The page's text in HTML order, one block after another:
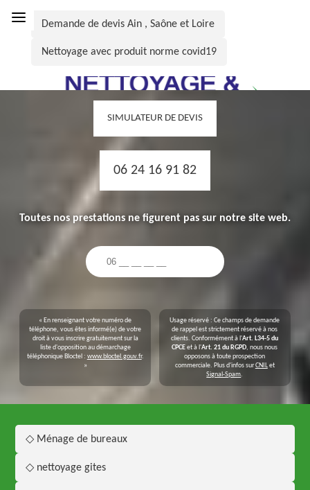
Demande de devis Ain , Saône et Loire
Nettoyage avec produit norme covid19
SIMULATEUR DE DEVIS
06 24 16 91 82
Toutes nos prestations ne figurent pas sur notre site web.
« En renseignant votre numéro de
téléphone, vous êtes informé(e) de votre
droit à vous inscrire gratuitement sur la
liste d'opposition au démarchage
téléphonique Bloctel : www.bloctel.gouv.fr.
»
Usage réservé : Ce champs de demande
de rappel est strictement réservé à nos
clients. Conformément à l'Art. L34-5 du
CPCEet à l'Art. 21 du RGPD, nous nous
opposons à toute prospection
commerciale. Plus d'infos surCNILet
Signal-Spam.
◇ Ménage de bureaux
◇ nettoyage gites